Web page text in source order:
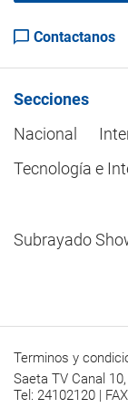
Contactanos
Secciones
Nacional
Tecnología e
Subrayado
Terminos y
Saeta TV Canal
Tel: 24102120 |